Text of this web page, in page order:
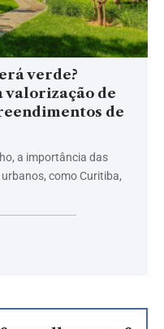
verde?
valorização de
de
a importância das
como Curitiba,